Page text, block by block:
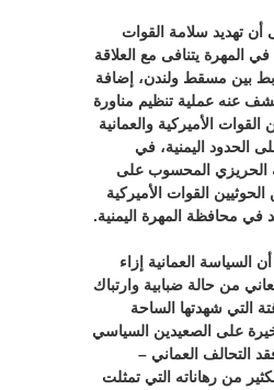
أن تهديد سلامة القوات
في المهرة يتنافى مع العلاقة
بين مسقط ولندن، إضافة
عنه عملية تنظيم مناورة
الأميركية والعمانية
الحدود اليمنية، في
الحريزي المحسوب على
القوات الأميركية
في محافظة المهرة اليمنية.
السياسة العمانية إزاء
من حالة ضبابية وارتباك
التي شهدتها الساحة
على الصعيدين السياسي
التحالف العماني –
من رهاناته التي تمثلت